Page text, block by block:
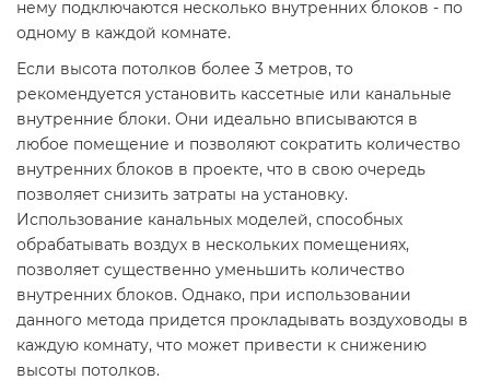
нему подключаются несколько внутренних блоков - по
одному в каждой комнате.
Если высота потолков более 3 метров, то
рекомендуется установить кассетные или канальные
внутренние блоки. Они идеально вписываются в
любое помещение и позволяют сократить количество
внутренних блоков в проекте, что в свою очередь
позволяет снизить затраты на установку.
Использование канальных моделей, способных
обрабатывать воздух в нескольких помещениях,
позволяет существенно уменьшить количество
внутренних блоков. Однако, при использовании
данного метода придется прокладывать воздуховоды в
каждую комнату, что может привести к снижению
высоты потолков.